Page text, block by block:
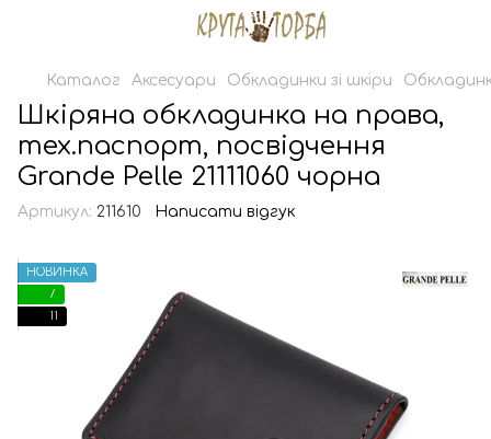
Каталог Аксесуари Обкладинки зі шкіри
Шкіряна обкладинка на права,
тех.паспорт, посвідчення
Grande Pelle 21111060 чорна
Артикул: 211610 Написати відгук
НОВИНКА
7
11